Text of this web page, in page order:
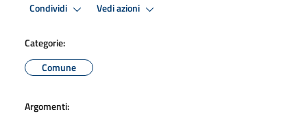
Condividi Vedi azioni
Categorie:
Comune
Argomenti: